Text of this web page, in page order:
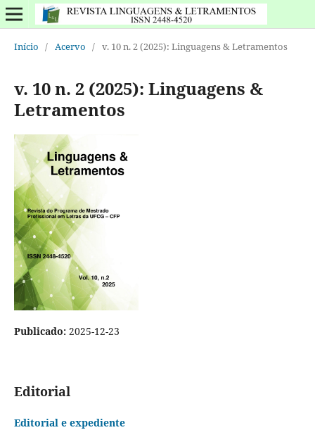
Início / Acervo / v. 10 n. 2 (2025): Linguagens & Letramentos
v. 10 n. 2 (2025): Linguagens &
Letramentos
Publicado: 2025-12-23
Editorial
Editorial e expediente